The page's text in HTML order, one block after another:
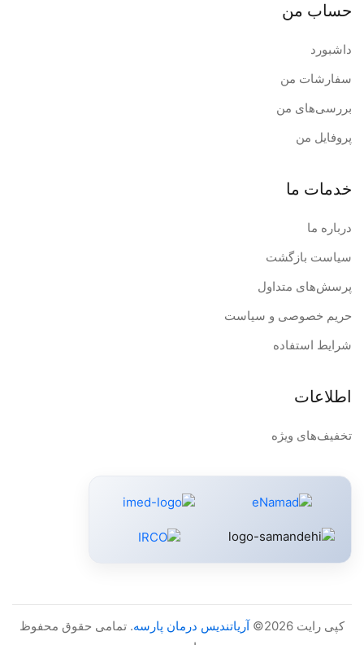
حساب من
داشبورد
سفارشات من
بررسی‌های من
پروفایل من
خدمات ما
درباره ما
سیاست بازگشت
پرسش‌های متداول
حریم خصوصی و سیاست
شرایط استفاده
اطلاعات
تخفیف‌های ویژه
کپی رایت 2026© آریاتندیس درمان پارسه. تمامی حقوق محفوظ